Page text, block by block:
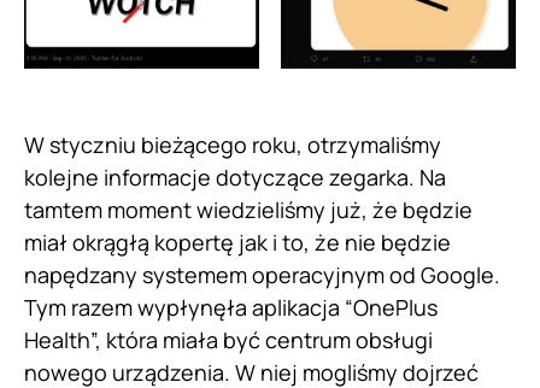
W styczniu bieżącego roku, otrzymaliśmy
kolejne informacje dotyczące zegarka. Na
tamtem moment wiedzieliśmy już, że będzie
miał okrągłą kopertę jak i to, że nie będzie
napędzany systemem operacyjnym od Google.
Tym razem wypłynęła aplikacja “OnePlus
Health”, która miała być centrum obsługi
nowego urządzenia. W niej mogliśmy dojrzeć